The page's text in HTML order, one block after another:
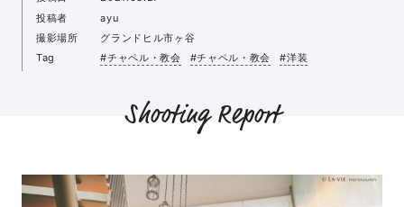
投稿者
ayu
撮影場所
グランドヒル市ヶ谷
Tag
#チャペル・教会 #チャペル・教会 #洋装
Shooting Report